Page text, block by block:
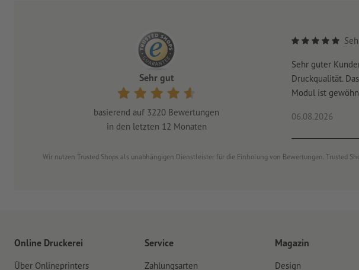
Sehr gut
basierend auf 3220 Bewertungen
in den letzten 12 Monaten
Sehr guter
Druckqualität.
Modul ist
06.08.2026
Wir nutzen Trusted Shops als unabhängigen Dienstleister für die Einholung von Bewertungen. Trusted
Online Druckerei
Über Onlineprinters
Service
Zahlungsarten
Magazin
Design